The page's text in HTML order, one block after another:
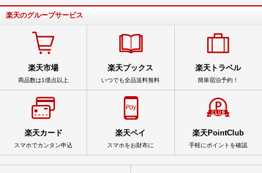
楽天のグループサービス
楽天市場
商品数は1億点以上
楽天ブックス
いつでも全品送料無料
楽天トラベル
簡単宿泊予約！
楽天カード
スマホでカンタン申込
楽天ペイ
スマホをお財布に
楽天PointClub
手軽にポイントを確認